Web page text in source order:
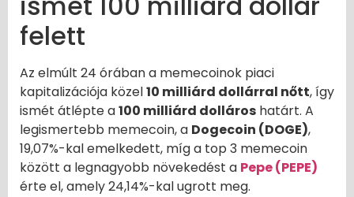
felett
Az elmúlt 24 órában a memecoinok piaci
kapitalizációja közel10 milliárd dollárral nőtt, így
ismét átlépte a100 milliárd dolláros határt. A
legismertebb memecoin, a Dogecoin (DOGE),
19,07%-kal emelkedett, míg a top 3 memecoin
között a legnagyobb növekedést a Pepe (PEPE)
érte el, amely 24,14%-kal ugrott meg.